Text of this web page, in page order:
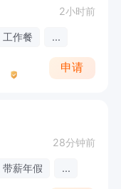
2小时前
工作餐 ...
申请
28分钟前
带薪年假 ...